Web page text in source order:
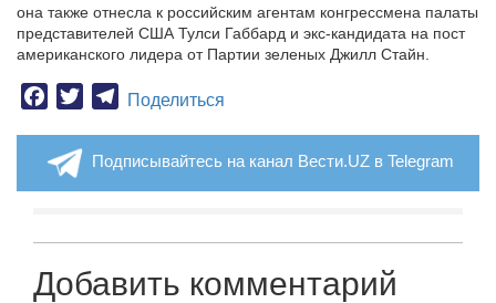
она также отнесла к российским агентам конгрессмена палаты
представителей США Тулси Габбард и экс-кандидата на пост
американского лидера от Партии зеленых Джилл Стайн.
Facebook
TwitterTelegram
Поделиться
Подписывайтесь на канал Вести.UZ в Telegram
Добавить комментарий